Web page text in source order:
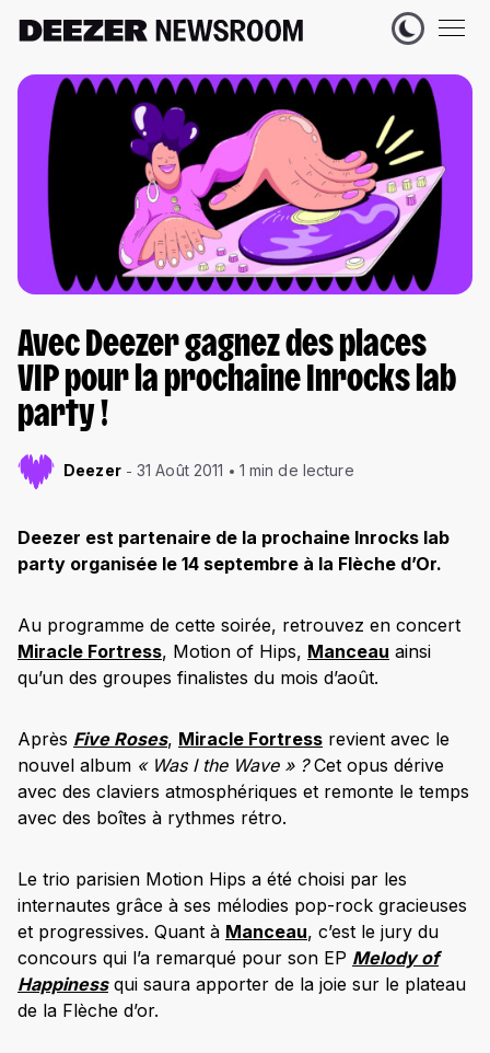
Avec Deezer gagnez des places
VIP pour la prochaine Inrocks lab
party !
Deezer 31 Août 2011 1 min de lecture
Deezer est partenaire de la prochaine Inrocks lab
party organisée le 14 septembre à la Flèche d’Or.
Au programme de cette soirée, retrouvez en concert
Miracle Fortress, Motion of Hips, Manceau ainsi
qu’un des groupes finalistes du mois d’août.
Après Five Roses, Miracle Fortress revient avec le
nouvel album « Was I the Wave » ?Cet opus dérive
avec des claviers atmosphériques et remonte le temps
avec des boîtes à rythmes rétro.
Le trio parisien Motion Hips a été choisi par les
internautes grâce à ses mélodies pop-rock gracieuses
et progressives. Quant à Manceau, c’est le jury du
concours qui l’a remarqué pour son EP Melody of
Happiness qui saura apporter de la joie sur le plateau
de la Flèche d’or.